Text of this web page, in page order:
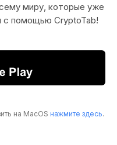
миру, которые уже
с помощью CryptoTab!
на MacOS нажмите здесь.